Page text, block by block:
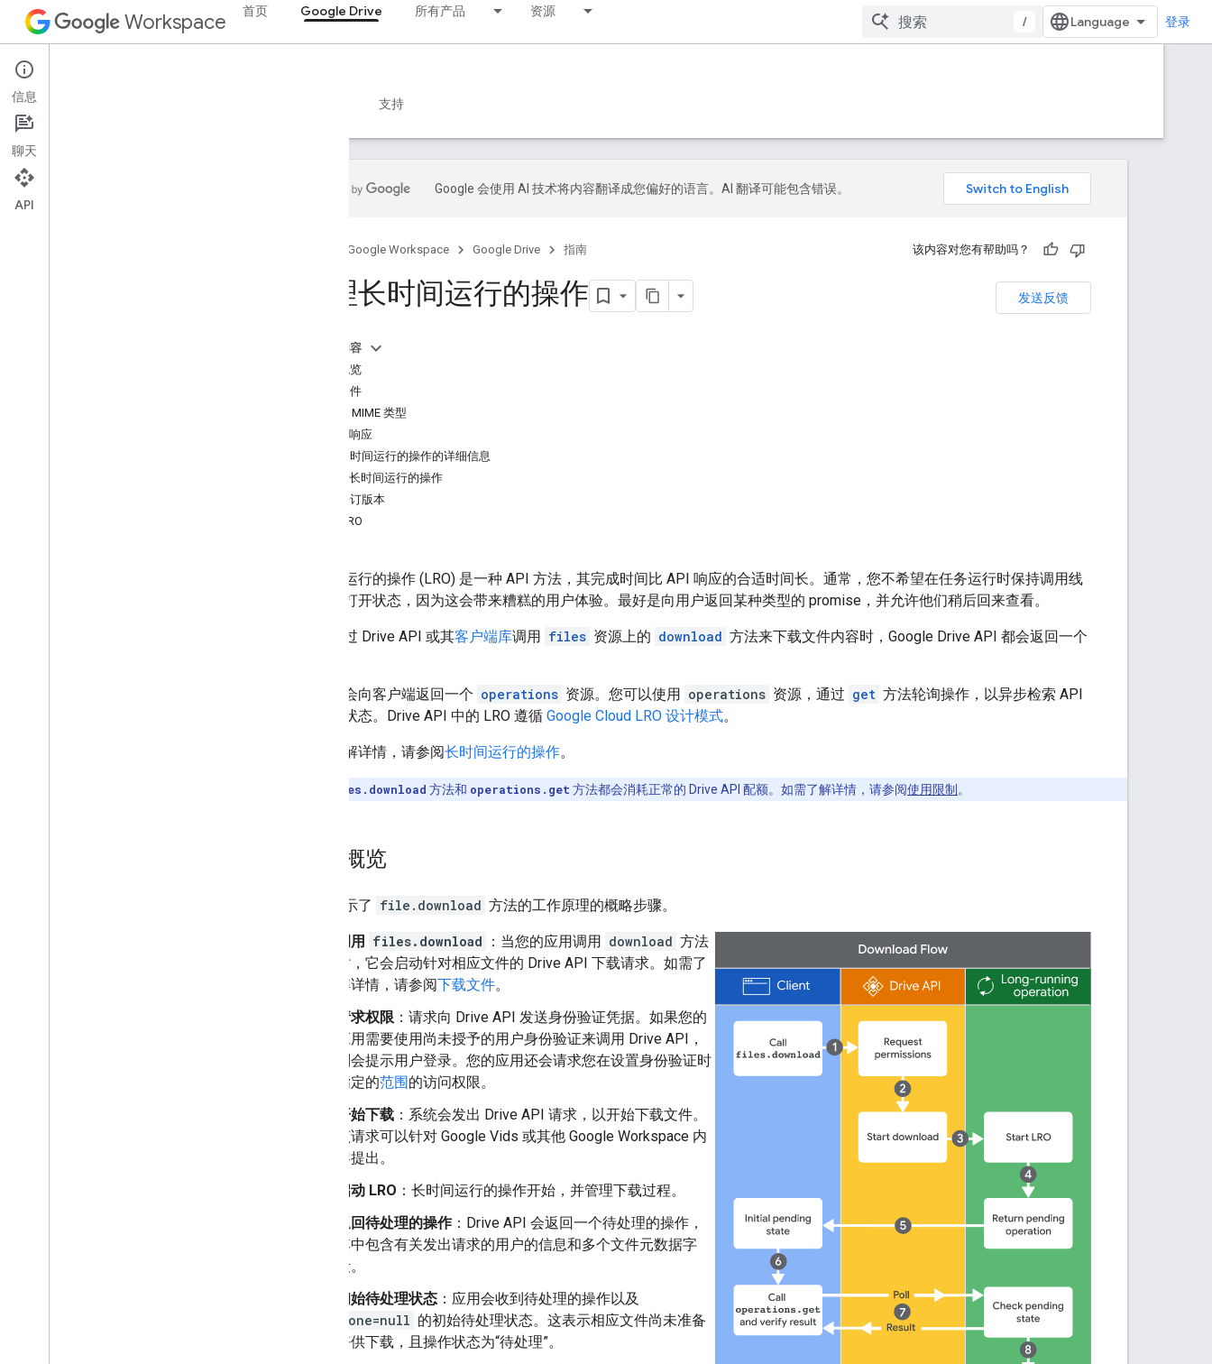
Workspace 首页 Google Drive 所有产品 资源
/ 登录
Google Drive
概览 支持
Google 会使用 AI 技术将内容翻译成您偏好的语言。AI 翻译可能包含错误。
Google Workspace Google Drive 指南 该内容对您有帮助吗？
发送反馈
管理长时间运行的操作
本页内容
流程概览
下载文件
默认 MIME 类型
下载响应
获取长时间运行的操作的详细信息
轮询长时间运行的操作
下载修订版本
排查 LRO
长时间运行的操作 (LRO) 是一种 API 方法，其完成时间比 API 响应的合适时间长。通常，您不希望在任务运行时保持调用线
程处于打开状态，因为这会带来糟糕的用户体验。最好是向用户返回某种类型的 promise，并允许他们稍后回来查看。
每次通过 Drive API 或其客户端库调用 files 资源上的 download 方法来下载文件内容时，Google Drive API 都会返回一个
该方法会向客户端返回一个 operations 资源。您可以使用 operations 资源，通过 get 方法轮询操作，以异步检索 API
方法的状态。Drive API 中的 LRO 遵循 Google Cloud LRO 设计模式。
如需了解详情，请参阅长时间运行的操作。
files.download 方法和 operations.get 方法都会消耗正常的 Drive API 配额。如需了解详情，请参阅使用限制 。
流程概览
下图显示了 file.download 方法的工作原理的概略步骤。
调用 files.download ：当您的应用调用 download 方法
时，它会启动针对相应文件的 Drive API 下载请求。如需了
解详情，请参阅下载文件。
请求权限 ：请求向 Drive API 发送身份验证凭据。如果您的
应用需要使用尚未授予的用户身份验证来调用 Drive API，
则会提示用户登录。您的应用还会请求您在设置身份验证时
指定的范围的访问权限。
开始下载 ：系统会发出 Drive API 请求，以开始下载文件。
该请求可以针对 Google Vids 或其他 Google Workspace 内
容提出。
启动 LRO ：长时间运行的操作开始，并管理下载过程。
返回待处理的操作：Drive API 会返回一个待处理的操作，
其中包含有关发出请求的用户的信息和多个文件元数据字
段。
初始待处理状态 ：应用会收到待处理的操作以及
done=null 的初始待处理状态。这表示相应文件尚未准备
好供下载，且操作状态为“待处理”。
信息
聊天
API